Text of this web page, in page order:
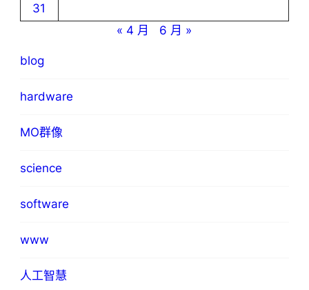
31
« 4 月
6 月 »
blog
hardware
MO群像
science
software
www
人工智慧